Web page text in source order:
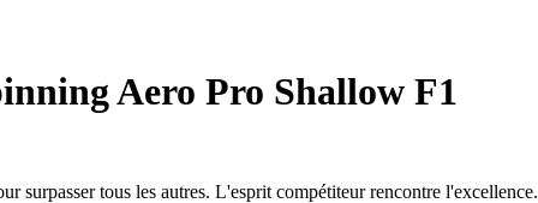
Aero Pro Shallow F1
surpasser tous les autres. L'esprit compétiteur rencontre l'excellence.